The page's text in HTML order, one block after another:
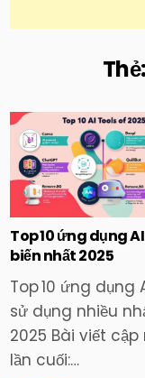
Thẻ:
Posted
in
Top 10 ứng dụng
biến nhất 2025
Top 10 ứng dụng
sử dụng nhiều
2025 Bài viết cập
lần cuối:…